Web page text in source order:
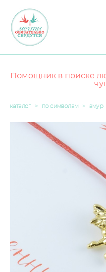
Помощник в поиске
каталог > по символам > амур